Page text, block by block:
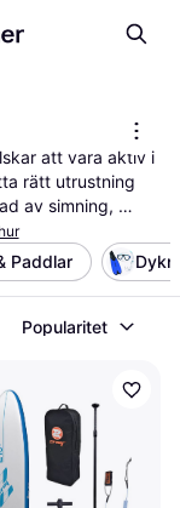
att vara aktiv i
rätt utrustning
av simning,
av produkter
återförsäljare.
efter
Det gör det
dina behov
och
här för att hitta
av ditt nästa
Paddlar
Popularitet